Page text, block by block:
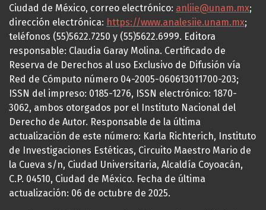
Ciudad de México, correo electrónico: anliie@unam.mx;
dirección electrónica: https://www.analesiie.unam.mx;
teléfonos (55)5622.7250 y (55)5622.6999. Editora
responsable: Claudia Garay Molina. Certificado de
Reserva de Derechos al uso Exclusivo de Difusión vía
Red de Cómputo número 04-2005-060613011700-203;
ISSN del impreso: 0185-1276, ISSN electrónico: 1870-
3062, ambos otorgados por el Instituto Nacional del
Derecho de Autor. Responsable de la última
actualización de este número: Karla Richterich, Instituto
de Investigaciones Estéticas, Circuito Maestro Mario de
la Cueva s/n, Ciudad Universitaria, Alcaldía Coyoacán,
C.P. 04510, Ciudad de México. Fecha de última
actualización: 06 de octubre de 2025.